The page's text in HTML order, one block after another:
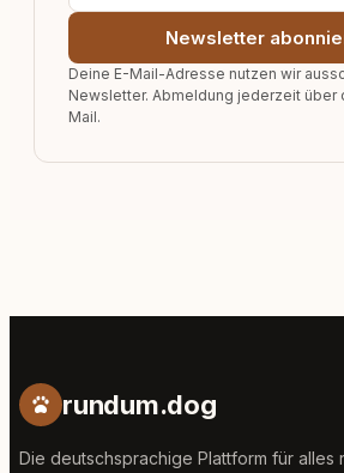
Newsletter
Deine E-Mail-Adresse nutzen wir
Newsletter. Abmeldung jederzeit über
Mail.
rundum.dog
Die deutschsprachige Plattform für alles